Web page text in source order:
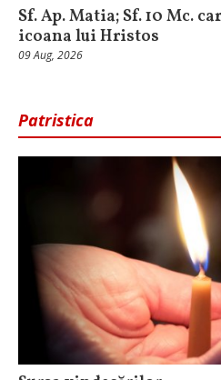
Sf. Ap. Matia; Sf. 10 Mc.
icoana lui Hristos
09 Aug, 2026
Patristica